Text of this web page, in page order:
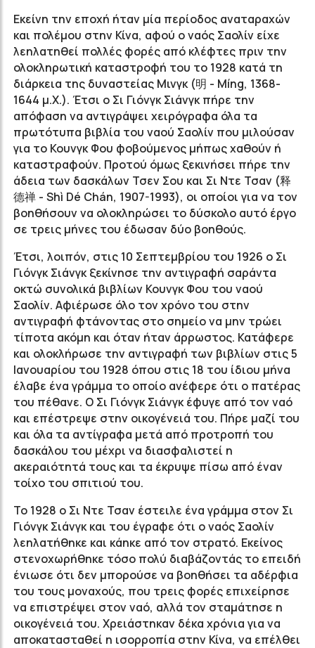
Εκείνη την εποχή ήταν μία περίοδος αναταραχών
και πολέμου στην Κίνα, αφού ο ναός Σαολίν είχε
λεηλατηθεί πολλές φορές από κλέφτες πριν την
ολοκληρωτική καταστροφή του το 1928 κατά τη
διάρκεια της δυναστείας Μινγκ (明 - Míng, 1368-
1644 μ.Χ.). Έτσι ο Σι Γιόνγκ Σιάνγκ πήρε την
απόφαση να αντιγράψει χειρόγραφα όλα τα
πρωτότυπα βιβλία του ναού Σαολίν που μιλούσαν
για το Κουνγκ Φου φοβούμενος μήπως χαθούν ή
καταστραφούν. Προτού όμως ξεκινήσει πήρε την
άδεια των δασκάλων Τσεν Σου και Σι Ντε Τσαν (释
德禅 - Shì Dé Chán, 1907-1993), οι οποίοι για να τον
βοηθήσουν να ολοκληρώσει το δύσκολο αυτό έργο
σε τρεις μήνες του έδωσαν δύο βοηθούς.
Έτσι, λοιπόν, στις 10 Σεπτεμβρίου του 1926 ο Σι
Γιόνγκ Σιάνγκ ξεκίνησε την αντιγραφή σαράντα
οκτώ συνολικά βιβλίων Κουνγκ Φου του ναού
Σαολίν. Αφιέρωσε όλο τον χρόνο του στην
αντιγραφή φτάνοντας στο σημείο να μην τρώει
τίποτα ακόμη και όταν ήταν άρρωστος. Κατάφερε
και ολοκλήρωσε την αντιγραφή των βιβλίων στις 5
Ιανουαρίου του 1928 όπου στις 18 του ίδιου μήνα
έλαβε ένα γράμμα το οποίο ανέφερε ότι ο πατέρας
του πέθανε. Ο Σι Γιόνγκ Σιάνγκ έφυγε από τον ναό
και επέστρεψε στην οικογένειά του. Πήρε μαζί του
και όλα τα αντίγραφα μετά από προτροπή του
δασκάλου του μέχρι να διασφαλιστεί η
ακεραιότητά τους και τα έκρυψε πίσω από έναν
τοίχο του σπιτιού του.
Το 1928 ο Σι Ντε Τσαν έστειλε ένα γράμμα στον Σι
Γιόνγκ Σιάνγκ και του έγραφε ότι ο ναός Σαολίν
λεηλατήθηκε και κάηκε από τον στρατό. Εκείνος
στενοχωρήθηκε τόσο πολύ διαβάζοντάς το επειδή
ένιωσε ότι δεν μπορούσε να βοηθήσει τα αδέρφια
του τους μοναχούς, που τρεις φορές επιχείρησε
να επιστρέψει στον ναό, αλλά τον σταμάτησε η
οικογένειά του. Χρειάστηκαν δέκα χρόνια για να
αποκατασταθεί η ισορροπία στην Κίνα, να επέλθει